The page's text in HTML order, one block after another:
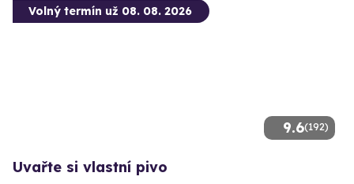
9.6(192)
Volný termín už 08. 08. 2026
Uvařte si vlastní pivo